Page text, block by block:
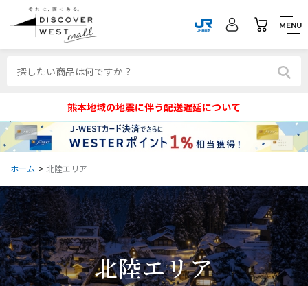
MENU
熊本地域の地震に伴う配送遅延について
ホーム > 北陸エリア
北陸エリア